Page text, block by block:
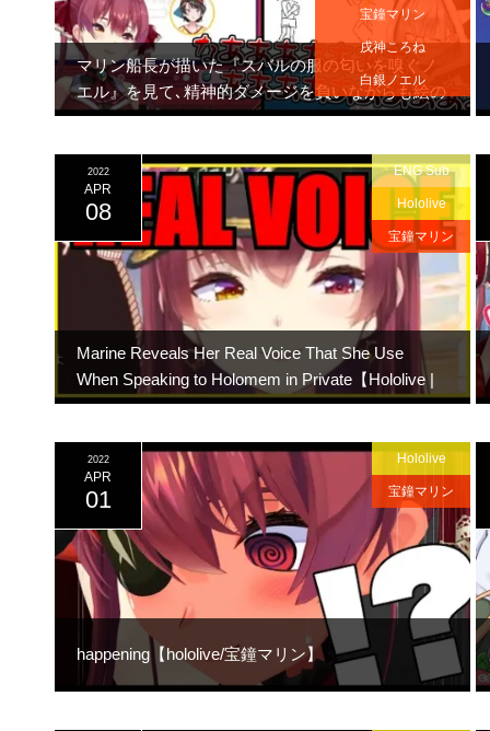
マリン船長が描いた『スバルの服の匂いを嗅ぐノ
エル』を見て､精神的ダメージを負いながらも絵の
説明文を書くノエル団長【宝鐘マリン/白銀ノエ
宝鐘マリン
戌神ころね
白銀ノエル
Marine Reveals Her Real Voice That She Use
When Speaking to Holomem in Private【Hololive |
Eng Sub】
2022
APR
08
ENG Sub
Hololive
宝鐘マリン
happening【hololive/宝鐘マリン】
2022
APR
01
Hololive
宝鐘マリン